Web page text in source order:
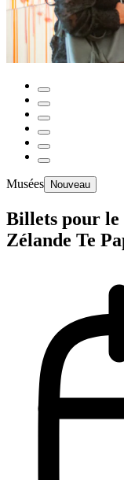
Musées Nouveau
Billets pour le
Zélande Te